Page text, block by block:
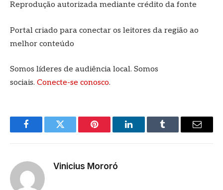
Reprodução autorizada mediante crédito da fonte
Portal criado para conectar os leitores da região ao
melhor conteúdo
Somos líderes de audiência local. Somos
sociais. Conecte-se conosco.
FacebookTwitter Pinterest LinkedInTumblr
E-
Vinicius Mororó